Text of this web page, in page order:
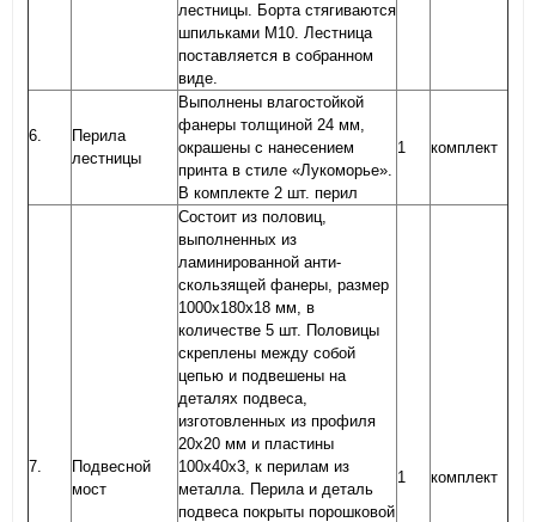
лестницы. Борта стягиваются
шпильками М10. Лестница
поставляется в собранном
виде.
6.
Перила
лестницы
Выполнены влагостойкой
фанеры толщиной 24 мм,
окрашены с нанесением
принта в стиле «Лукоморье».
В комплекте 2 шт. перил
1 комплект
7.
Подвесной
мост
Состоит из половиц,
выполненных из
ламинированной анти-
скользящей фанеры, размер
1000х180х18 мм, в
количестве 5 шт. Половицы
скреплены между собой
цепью и подвешены на
деталях подвеса,
изготовленных из профиля
20х20 мм и пластины
100х40х3, к перилам из
металла. Перила и деталь
подвеса покрыты порошковой
1 комплект